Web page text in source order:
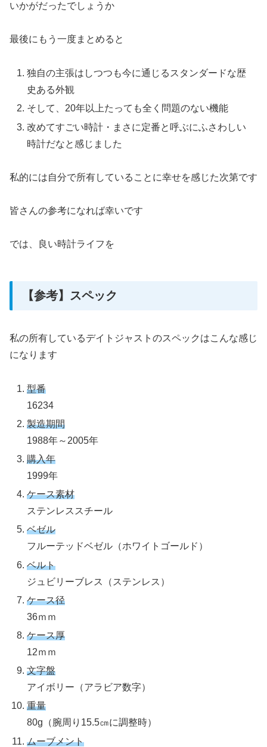
いかがだったでしょうか
最後にもう一度まとめると
独自の主張はしつつも今に通じるスタンダードな歴
史ある外観
そして、20年以上たっても全く問題のない機能
改めてすごい時計・まさに定番と呼ぶにふさわしい
時計だなと感じました
私的には自分で所有していることに幸せを感じた次第です
皆さんの参考になれば幸いです
では、良い時計ライフを
【参考】スペック
私の所有しているデイトジャストのスペックはこんな感じ
になります
型番
16234
製造期間
1988年～2005年
購入年
1999年
ケース素材
ステンレススチール
ベゼル
フルーテッドベゼル（ホワイトゴールド）
ベルト
ジュビリーブレス（ステンレス）
ケース径
36ｍｍ
ケース厚
12ｍｍ
文字盤
アイボリー（アラビア数字）
重量
80g（腕周り15.5㎝に調整時）
ムーブメント